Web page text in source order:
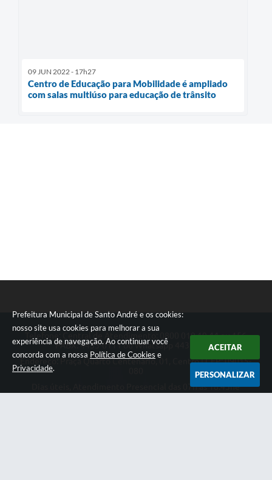
Prefeitura Municipal de Santo André e os cookies:
nosso site usa cookies para melhorar a sua
experiência de navegação. Ao continuar você
concorda com a nossa Política de Cookies e
Privacidade.
ACEITAR
PERSONALIZAR
09 JUN 2022 - 17h27
Centro de Educação para Mobilidade é ampliado
com salas multiúso para educação de trânsito
Telefone: Central de Atendimento: 0800 019 19 44 ou 156
PABX: 4433-0111 ou Whatsapp 4433-0123
Endereço: Praça Quarto Centenário, 01, Centro | CEP: 09015-
Dias úteis, Atendimento Presencial das 07h as 18:45he